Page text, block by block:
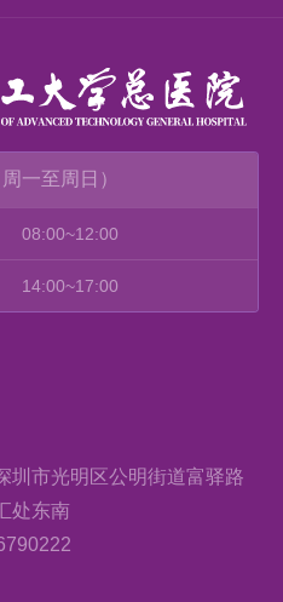
一至周日）
08:00~12:00
14:00~17:00
圳市光明区公明街道富驿路
处东南